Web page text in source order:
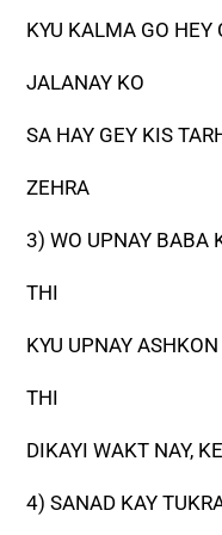
KYU KALMA GO HEY
JALANAY KO
SA HAY GEY KIS
ZEHRA
3) WO UPNAY BABA
THI
KYU UPNAY
THI
DIKAYI WAKT NAY,
4) SANAD KAY